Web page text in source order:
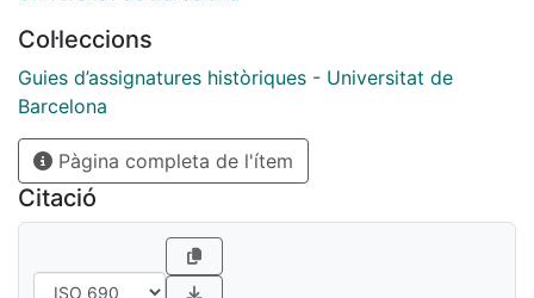
Col·leccions
Guies d’assignatures històriques - Universitat de
Barcelona
Pàgina completa de l'ítem
Citació